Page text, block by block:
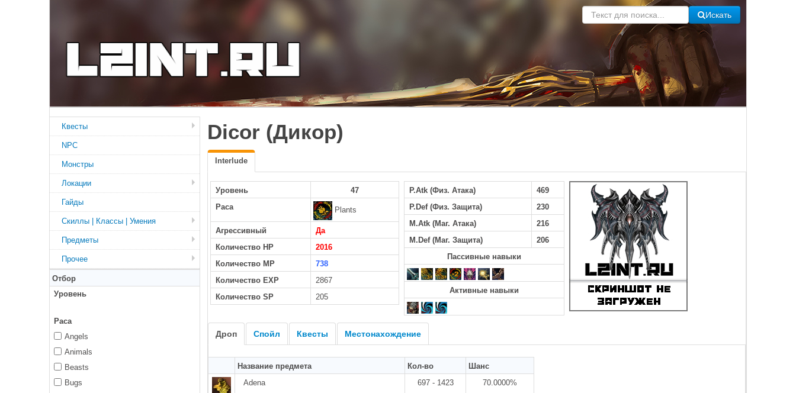
Искать
Dicor (Дикор)
Interlude
Уровень
47
Раса
Plants
Агрессивный
Да
Количество HP
2016
Количество MP
738
Количество EXP
2867
Количество SP
205
P.Atk (Физ. Атака)
469
P.Def (Физ. Защита)
230
M.Atk (Маг. Атака)
216
M.Def (Маг. Защита)
206
Пассивные навыки
Активные навыки
Дроп Спойл Квесты Местонахождение
Название предмета Кол-во
Шанс
Adena
697 - 1423 70.0000%
Квесты
NPC
Монстры
Локации
Гайды
Скиллы | Классы | Умения
Предметы
Прочее
Отбор
Уровень
Раса
Angels
Animals
Beasts
Bugs